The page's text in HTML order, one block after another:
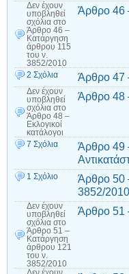
Δεν έχουν
υποβληθεί
σχόλια στο
Άρθρο 46 –
Κατάργηση
άρθρου 115
του ν.
3852/2010
Άρθρο 46
2 Σχόλια Άρθρο 47
Δεν έχουν
υποβληθεί
σχόλια στο
Άρθρο 48 –
Εκλογικοί
κατάλογοι
Άρθρο 48
7 Σχόλια
Άρθρο 49
1 Σχόλιο
Άρθρο 50
3852/2010
Δεν έχουν
υποβληθεί
σχόλια στο
Άρθρο 51 –
Κατάργηση
άρθρου 121
του ν.
3852/2010
Άρθρο 51
Δεν έχουν